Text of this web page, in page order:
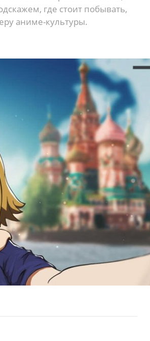
где стоит побывать,
аниме-культуры.